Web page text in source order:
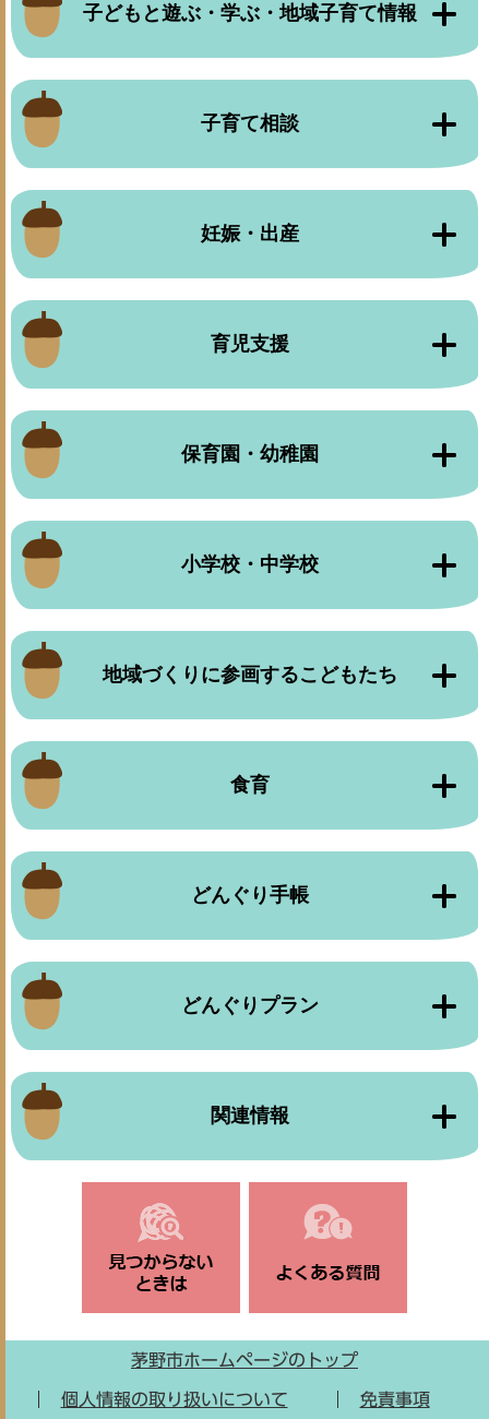
子どもと遊ぶ・学ぶ・地域子育て情報
子育て相談
妊娠・出産
育児支援
保育園・幼稚園
小学校・中学校
地域づくりに参画するこどもたち
食育
どんぐり手帳
どんぐりプラン
関連情報
茅野市ホームページのトップ
個人情報の取り扱いについて 免責事項